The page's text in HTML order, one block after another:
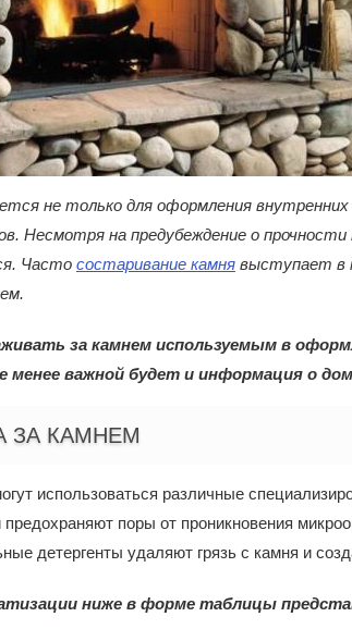
не только для оформления
Несмотря на предубеждение о
Часто состаривание камня выступает в
за камнем используемым в
менее важной будет и информация о
ЗА КАМНЕМ
использоваться различные
поры от проникновения
детергенты удаляют грязь с камня и
ниже в форме таблицы